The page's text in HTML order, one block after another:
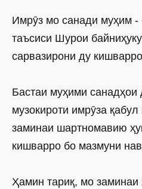
Имрӯз мо санади муҳим
таъсиси Шурои
сарвазирони ду
Бастаи муҳими санадҳои
музокироти имрӯза
заминаи шартномавию
кишварро бо мазмуни
Ҳамин тариқ, мо заминаи